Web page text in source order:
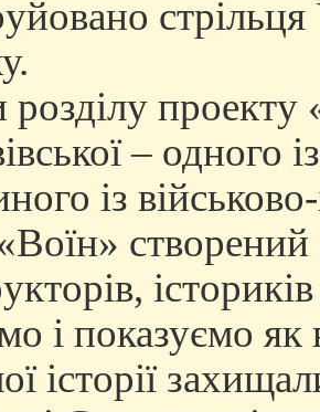
стрільця
розділу
– одного
із
і показуємо
історії